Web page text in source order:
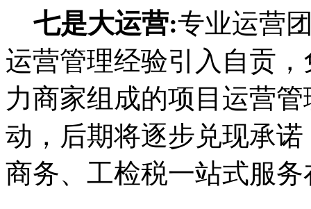
七是大运营:专业运营
运营管理经验引入自贡
力商家组成的项目运营
动，后期将逐步兑现承
商务、工检税一站式服